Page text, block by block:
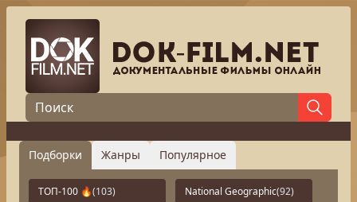
Подборки Жанры Популярное
ТОП-100 🔥(103) National Geographic(92)